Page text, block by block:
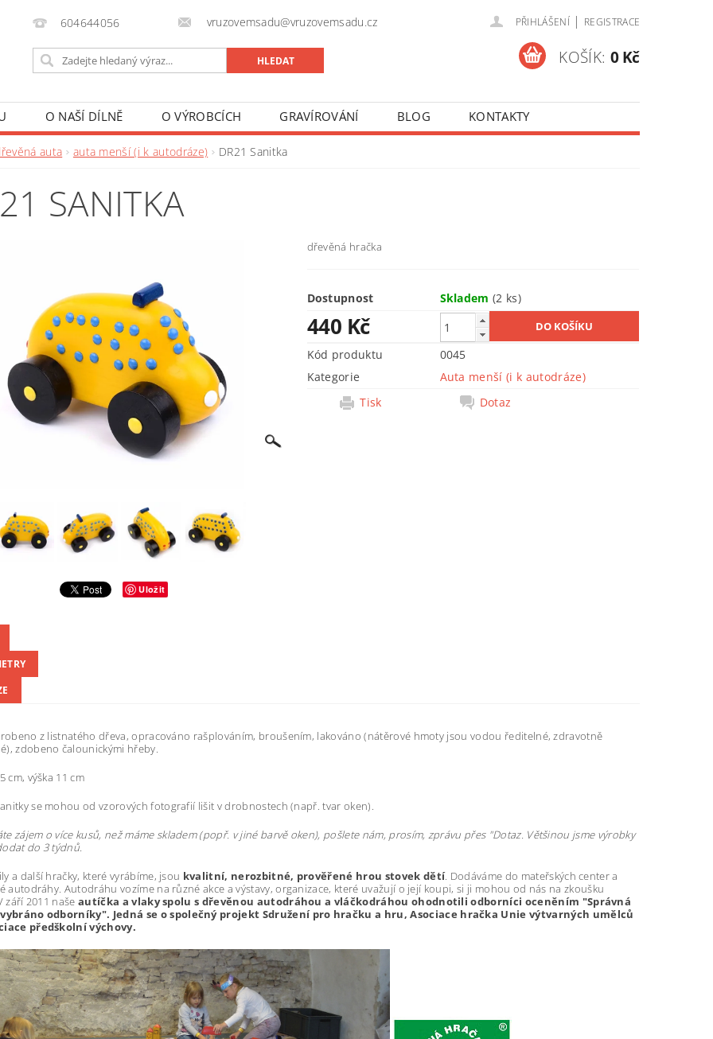
604644056 vruzovemsadu@vruzovemsadu.cz PŘIHLÁŠENÍ | REGISTRACE
KOŠÍK: 0 Kč
O NAŠÍ DÍLNĚ O VÝROBCÍCH GRAVÍROVÁNÍ BLOG KONTAKTY
auta auta menší (i k autodráze) DR21 Sanitka
SANITKA
Uložit
dřevěná hračka
Dostupnost Skladem(2 ks)
440 Kč
Kód produktu
0045
Kategorie
Auta menší (i k autodráze)
Tisk
Dotaz
z listnatého dřeva, opracováno rašplováním, broušením, lakováno (nátěrové hmoty jsou vodou ředitelné, zdravotně
zdobeno čalounickými hřeby.
cm, výška 11 cm
se mohou od vzorových fotografií lišit v drobnostech (např. tvar oken).
zájem o více kusů, než máme skladem (popř. v jiné barvě oken), pošlete nám, prosím, zprávu přes "Dotaz. Většinou jsme výrobky
do 3 týdnů.
a další hračky, které vyrábíme, jsou kvalitní, nerozbitné, prověřené hrou stovek dětí. Dodáváme do mateřských center a
autodráhy. Autodráhu vozíme na různé akce a výstavy, organizace, které uvažují o její koupi, si ji mohou od nás na zkoušku
září 2011 naše autíčka a vlaky spolu s dřevěnou autodráhou a vláčkodráhou ohodnotili odborníci oceněním "Správná
odborníky". Jedná se o společný projekt Sdružení pro hračku a hru, Asociace hračka Unie výtvarných umělců
předškolní výchovy.